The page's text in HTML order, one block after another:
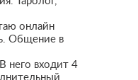
онлайн
Общение в
него входит 4